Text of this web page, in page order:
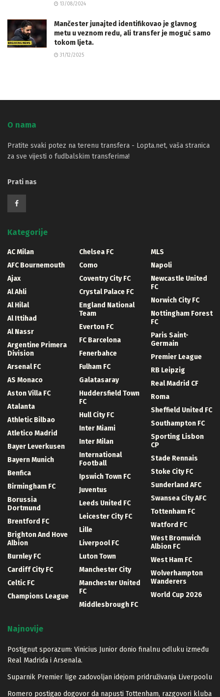
13/08/2024
Mančester junajted identifikovao je glavnog
metu u veznom redu, ali transfer je moguć samo
tokom ljeta.
31/12/2025
O nama
Pratite svaki potez na terenu transfera - Lopta.net, vaša stranica
za sve vijesti o fudbalskim transferima!
Prati nas
Kategorije
AC Milan
AFC Bournemouth
Ajax
Al Ahli
Al Hilal
Al Ittihad
Al Nassr
Argentine Primera
Division
Arsenal FC
AS Monaco
Aston Villa FC
Atalanta
Athletic Bilbao
Atletico Madrid
Bayer Leverkusen
Bayern Munich
Benfica
Birmingham FC
Borussia
Dortmund
Brentford FC
Brighton And Hove
Albion
Burnley FC
Cardiff City FC
Celtic FC
Champions League
Chelsea FC
Como
Coventry City FC
Crystal Palace FC
England National
Team
Everton FC
FC Barcelona
Fenerbahce
Fulham FC
Galatasaray
Huddersfield Town
FC
Hull City FC
Inter Miami
Inter Milan
International
Football
Ipswich Town FC
Juventus
Leeds United FC
Leicester City FC
Lille
Liverpool FC
Luton Town
Manchester City
Manchester United
FC
Middlesbrough FC
MLS
Napoli
Newcastle United
FC
Norwich City FC
Nottingham Forest
FC
Paris Saint-
Germain
Premier League
RB Leipzig
Real Madrid CF
Roma
Sheffield United FC
Southampton FC
Sporting Lisbon
CP
Stade Rennais
Stoke City FC
Sunderland AFC
Swansea City AFC
Tottenham FC
Watford FC
West Bromwich
Albion FC
West Ham FC
Wolverhampton
Wanderers
World Cup 2026
Najnovije
Postignut sporazum: Vinicius Junior donio finalnu odluku između
Real Madrida i Arsenala.
Suparnik Premier lige zadovoljan idejom pridruživanja Liverpoolu
Romero postigao dogovor da napusti Tottenham, razgovori kluba